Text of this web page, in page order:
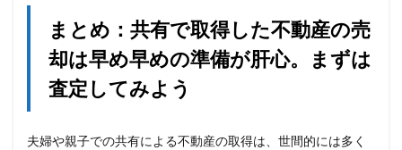
まとめ：共有で取得した不動産の売
却は早め早めの準備が肝心。まずは
査定してみよう
夫婦や親子での共有による不動産の取得は、世間的には多く